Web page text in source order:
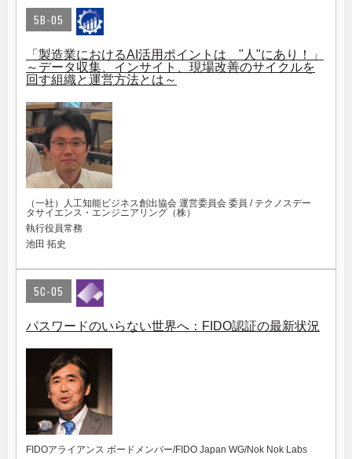
5B-05
「製造業におけるAI活用ポイントは "人"にあり！」
～データ収集、インサイト、現場改善のサイクルを
回す組織と運営方法とは～
（一社）人工知能ビジネス創出協会 運営委員会 委員 / テクノスデー
タサイエンス・エンジニアリング（株）
執行役員常務
池田 拓史
5C-05
パスワードのいらない世界へ：FIDO認証の最新状況
FIDOアライアンス ボードメンバー/FIDO Japan WG/Nok Nok Labs